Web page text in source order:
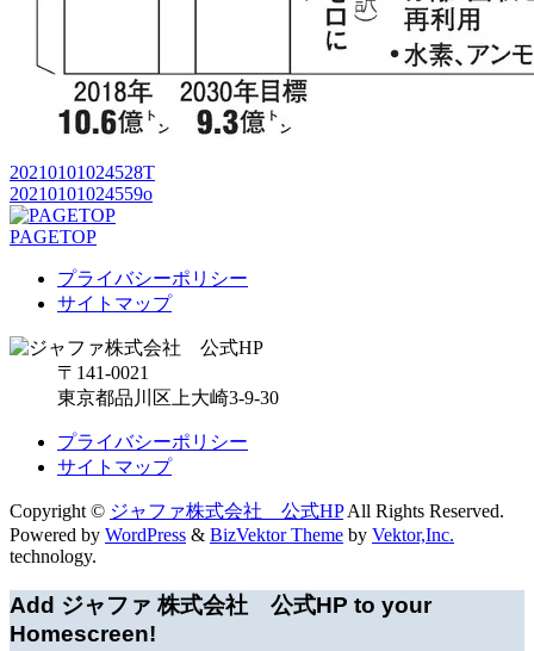
20210101024528T
20210101024559o
PAGETOP
プライバシーポリシー
サイトマップ
〒141-0021
東京都品川区上大崎3-9-30
プライバシーポリシー
サイトマップ
Copyright © ジャファ株式会社 公式HPAll Rights Reserved.
Powered by WordPress & BizVektor Theme by Vektor,Inc.
technology.
Add ジャファ 株式会社 公式HP to your
Homescreen!